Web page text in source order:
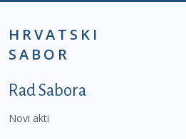
HRVATSKI
SABOR
Podnožje prvi izbornik
Rad Sabora
Novi akti